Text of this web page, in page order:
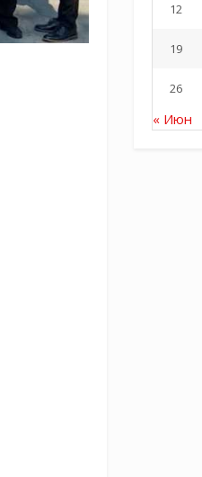
12
19
26
« Июн